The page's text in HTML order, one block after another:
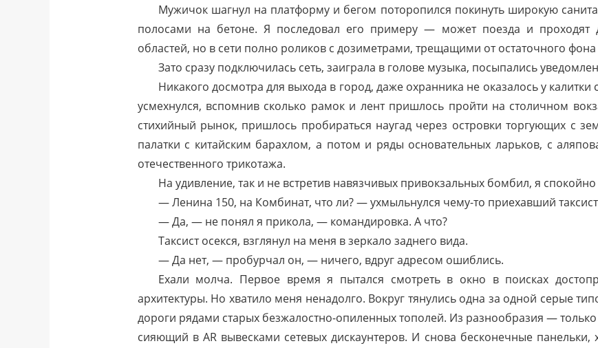
Мужичок шагнул на платформу и бегом поторопился покинуть широкую
полосами на бетоне. Я последовал его примеру — может поезда и проходят
областей, но в сети полно роликов с дозиметрами, трещащими от остаточного
Зато сразу подключилась сеть, заиграла в голове музыка, посыпались
Никакого досмотра для выхода в город, даже охранника не оказалось у калитки
усмехнулся, вспомнив сколько рамок и лент пришлось пройти на столичном
стихийный рынок, пришлось пробираться наугад через островки торгующих с
палатки с китайским барахлом, а потом и ряды основательных ларьков, с
отечественного трикотажа.
На удивление, так и не встретив навязчивых привокзальных бомбил, я
— Ленина 150, на Комбинат, что ли? — ухмыльнулся чему-то приехавший
— Да, — не понял я прикола, — командировка. А что?
Таксист осекся, взглянул на меня в зеркало заднего вида.
— Да нет, — пробурчал он, — ничего, вдруг адресом ошиблись.
Ехали молча. Первое время я пытался смотреть в окно в поисках
архитектуры. Но хватило меня ненадолго. Вокруг тянулись одна за одной серые
дороги рядами старых безжалостно-опиленных тополей. Из разнообразия —
сияющий в AR вывесками сетевых дискаунтеров. И снова бесконечные панельки,